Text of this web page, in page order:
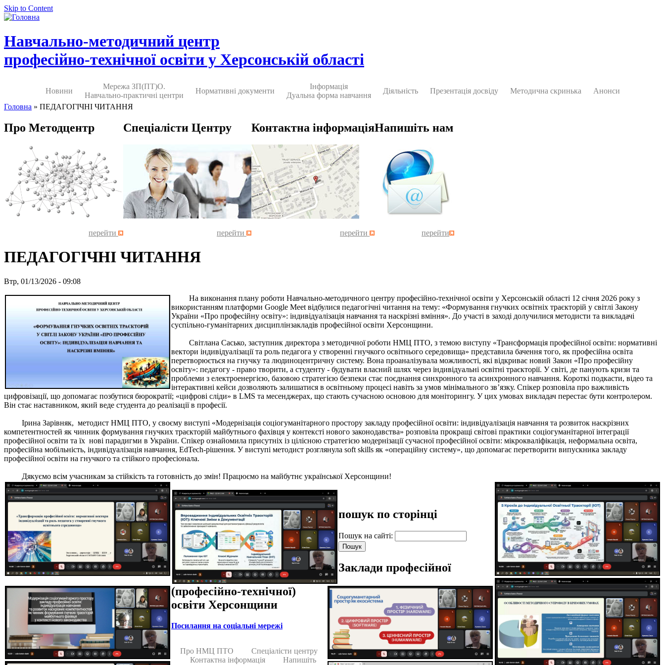
Skip to Content
Навчально-методичний центр
професійно-технічної освіти у Херсонській області
Новини
Мережа ЗП(ПТ)О.
Навчально-практичні центри
Нормативні документи
Інформація
Дуальна форма навчання
Діяльність Презентація досвіду Методична скринька
Анонси
Головна » ПЕДАГОГІЧНІ ЧИТАННЯ
Про Методцентр
перейти
Спеціалісти Центру
перейти
Контактна інформація
перейти
Напишіть нам
перейти
ПЕДАГОГІЧНІ ЧИТАННЯ
Втр, 01/13/2026 - 09:08
На виконання плану роботи Навчально-методичного центру професійно-технічної освіти у Херсонській області 12 січня 2026 року з
використанням платформи Google Meet відбулися педагогічні читання на тему: «Формування гнучких освітніх траєкторій у світлі Закону
України «Про професійну освіту»: індивідуалізація навчання та наскрізні вміння». До участі в заході долучилися методисти та викладачі
суспільно-гуманітарних дисциплінзакладів професійної освіти Херсонщини.
Світлана Сасько, заступник директора з методичної роботи НМЦ ПТО, з темою виступу «Трансформація професійної освіти: нормативні
вектори індивідуалізації та роль педагога у створенні гнучкого освітнього середовища» представила бачення того, як професійна освіта
перетворюється на гнучку та людиноцентричну систему. Вона проаналізувала можливості, які відкриває новий Закон «Про професійну
освіту»: педагогу - право творити, а студенту - будувати власний шлях через індивідуальні освітні траєкторії. У світі, де панують кризи та
проблеми з електроенергією, базовою стратегією безпеки стає поєднання синхронного та асинхронного навчання. Короткі подкасти, відео та
інтерактивні кейси дозволяють залишатися в освітньому процесі навіть за умов мінімального зв’язку. Спікер розповіла про важливість
цифровізації, що допомагає позбутися бюрократії; «цифрові сліди» в LMS та месенджерах, що стають сучасною основою для моніторингу. У цих умовах викладач перестає бути контролером.
Він стає наставником, який веде студента до реалізації в професії.
Ірина Зарівняк, методист НМЦ ПТО, у своєму виступі «Модернізація соціогуманітарного простору закладу професійної освіти: індивідуалізація навчання та розвиток наскрізних
компетентностей як чинник формування гнучких траєкторій майбутнього фахівця у контексті нового законодавства» розповіла прокращі світові практики соціогуманітарної інтеграції
професійної освіти та їх нові парадигми в України. Спікер ознайомила присутніх із цілісною стратегією модернізації сучасної професійної освіти: мікрокваліфікація, неформальна освіта,
професійна мобільність, індивідуалізація навчання, EdTech-рішення. У виступі методист розглянула soft skills як «операційну систему», що допомагає перетворити випускника закладу
професійної освіти на гнучкого та стійкого професіонала.
Дякуємо всім учасникам за стійкість та готовність до змін! Працюємо на майбутнє української Херсонщини!
пошук по сторінці
Пошук на сайті:
Заклади професійної
(професійно-технічної)
освіти Херсонщини
Посилання на соціальні мережі
Про НМЦ ПТО
Спеціалісти центру
Контактна інформація
Напишіть